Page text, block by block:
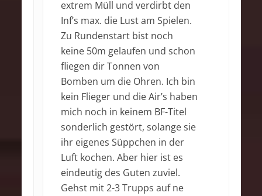
extrem Müll und verdirbt den
Inf’s max. die Lust am Spielen.
Zu Rundenstart bist noch
keine 50m gelaufen und schon
fliegen dir Tonnen von
Bomben um die Ohren. Ich bin
kein Flieger und die Air’s haben
mich noch in keinem BF-Titel
sonderlich gestört, solange sie
ihr eigenes Süppchen in der
Luft kochen. Aber hier ist es
eindeutig des Guten zuviel.
Gehst mit 2-3 Trupps auf ne